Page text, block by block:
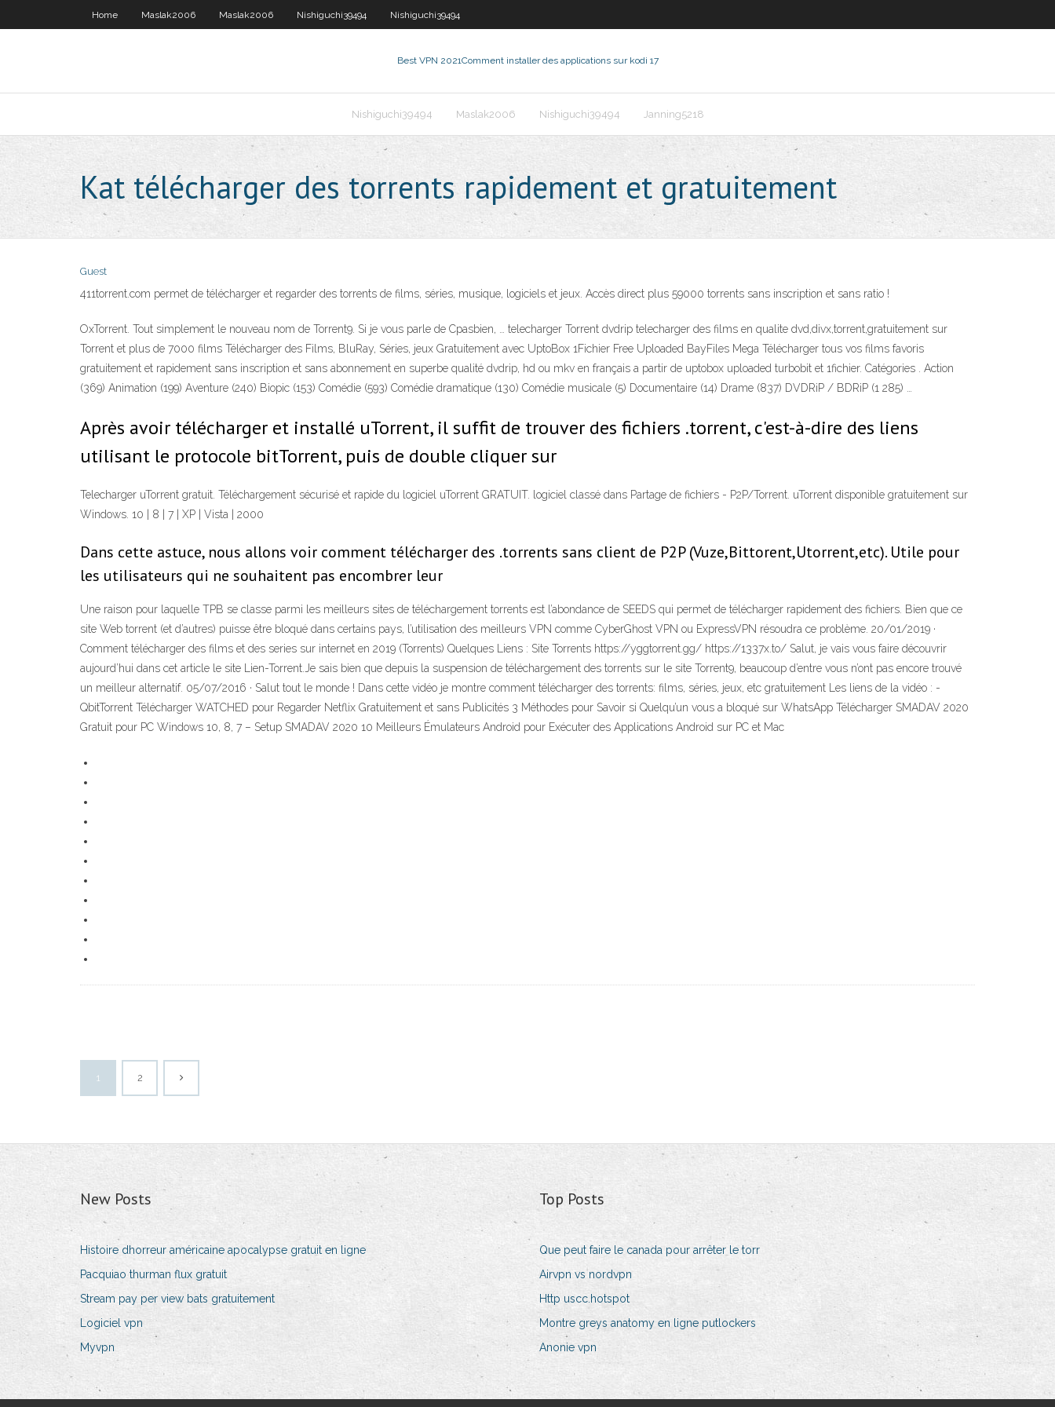
Home Maslak2006 Maslak2006 Nishiguchi39494 Nishiguchi39494
Best VPN 2021Comment installer des applications sur kodi 17
Nishiguchi39494 Maslak2006 Nishiguchi39494 Janning5218
Kat télécharger des torrents rapidement et gratuitement
Guest
411torrent.com permet de télécharger et regarder des torrents de films, séries, musique, logiciels et jeux. Accès direct plus 59000 torrents sans inscription et sans ratio !
OxTorrent. Tout simplement le nouveau nom de Torrent9. Si je vous parle de Cpasbien, … telecharger Torrent dvdrip telecharger des films en qualite dvd,divx,torrent,gratuitement sur
Torrent et plus de 7000 films Télécharger des Films, BluRay, Séries, jeux Gratuitement avec UptoBox 1Fichier Free Uploaded BayFiles Mega Télécharger tous vos films favoris
gratuitement et rapidement sans inscription et sans abonnement en superbe qualité dvdrip, hd ou mkv en français a partir de uptobox uploaded turbobit et 1fichier. Catégories . Action
(369) Animation (199) Aventure (240) Biopic (153) Comédie (593) Comédie dramatique (130) Comédie musicale (5) Documentaire (14) Drame (837) DVDRiP / BDRiP (1 285) …
Après avoir télécharger et installé uTorrent, il suffit de trouver des fichiers .torrent, c'est-à-dire des liens
utilisant le protocole bitTorrent, puis de double cliquer sur
Telecharger uTorrent gratuit. Téléchargement sécurisé et rapide du logiciel uTorrent GRATUIT. logiciel classé dans Partage de fichiers - P2P/Torrent. uTorrent disponible gratuitement sur
Windows. 10 | 8 | 7 | XP | Vista | 2000
Dans cette astuce, nous allons voir comment télécharger des .torrents sans client de P2P (Vuze,Bittorent,Utorrent,etc). Utile pour
les utilisateurs qui ne souhaitent pas encombrer leur
Une raison pour laquelle TPB se classe parmi les meilleurs sites de téléchargement torrents est l’abondance de SEEDS qui permet de télécharger rapidement des fichiers. Bien que ce
site Web torrent (et d’autres) puisse être bloqué dans certains pays, l’utilisation des meilleurs VPN comme CyberGhost VPN ou ExpressVPN résoudra ce problème. 20/01/2019 ·
Comment télécharger des films et des series sur internet en 2019 (Torrents) Quelques Liens : Site Torrents https://yggtorrent.gg/ https://1337x.to/ Salut, je vais vous faire découvrir
aujourd’hui dans cet article le site Lien-Torrent.Je sais bien que depuis la suspension de téléchargement des torrents sur le site Torrent9, beaucoup d’entre vous n’ont pas encore trouvé
un meilleur alternatif. 05/07/2016 · Salut tout le monde ! Dans cette vidéo je montre comment télécharger des torrents: films, séries, jeux, etc gratuitement Les liens de la vidéo : -
QbitTorrent Télécharger WATCHED pour Regarder Netflix Gratuitement et sans Publicités 3 Méthodes pour Savoir si Quelqu’un vous a bloqué sur WhatsApp Télécharger SMADAV 2020
Gratuit pour PC Windows 10, 8, 7 – Setup SMADAV 2020 10 Meilleurs Émulateurs Android pour Exécuter des Applications Android sur PC et Mac
1 2
New Posts
Histoire dhorreur américaine apocalypse gratuit en ligne
Pacquiao thurman flux gratuit
Stream pay per view bats gratuitement
Logiciel vpn
Myvpn
Top Posts
Que peut faire le canada pour arrêter le torr
Airvpn vs nordvpn
Http uscc.hotspot
Montre greys anatomy en ligne putlockers
Anonie vpn